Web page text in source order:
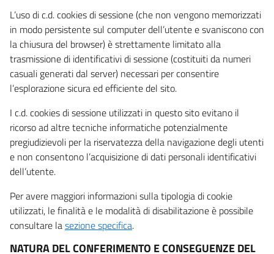
L’uso di c.d. cookies di sessione (che non vengono memorizzati
in modo persistente sul computer dell’utente e svaniscono con
la chiusura del browser) è strettamente limitato alla
trasmissione di identificativi di sessione (costituiti da numeri
casuali generati dal server) necessari per consentire
l’esplorazione sicura ed efficiente del sito.
I c.d. cookies di sessione utilizzati in questo sito evitano il
ricorso ad altre tecniche informatiche potenzialmente
pregiudizievoli per la riservatezza della navigazione degli utenti
e non consentono l’acquisizione di dati personali identificativi
dell’utente.
Per avere maggiori informazioni sulla tipologia di cookie
utilizzati, le finalità e le modalità di disabilitazione è possibile
consultare lasezione specifica.
NATURA DEL CONFERIMENTO E CONSEGUENZE DEL